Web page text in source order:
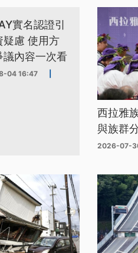
實名認證引
疑慮 使用方
議內容一次看
04 16:47
西拉雅
與族群
2026-07-